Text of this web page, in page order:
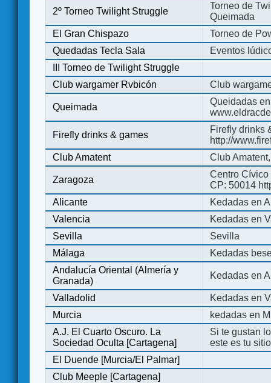
2º Torneo Twilight Struggle
Torneo de
Queimada
El Gran Chispazo
Torneo de
Quedadas Tecla Sala
Eventos
III Torneo de Twilight Struggle
Club wargamer Rvbicón
Club
Queimada
Queidadas
Firefly drinks & games
Firefly drinks
http://
Club Amatent
Club
Zaragoza
Centro Cívico
CP: 50014
Alicante
Kedadas en
Valencia
Kedadas en
Sevilla
Sevilla
Málaga
Kedadas
Andalucía Oriental (Almería y
Granada)
Kedadas en
Valladolid
Kedadas en
Murcia
kedadas en
A.J. El Cuarto Oscuro. La
Sociedad Oculta [Cartagena]
Si te gustan
este es tu
El Duende [Murcia/El Palmar]
Club Meeple [Cartagena]